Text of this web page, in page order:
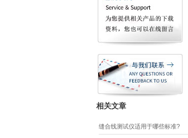
相关文章
缝合线测试仪适用于哪些标准?